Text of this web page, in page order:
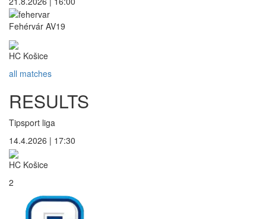
Fehérvár AV19
HC Košice
all matches
RESULTS
Tipsport liga
14.4.2026 | 17:30
HC Košice
2